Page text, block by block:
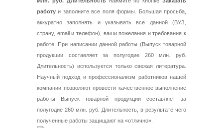
работу и заполните все поля формы. Большая просьба,
аккуратно заполнять и указывать все данной (ВУЗ,
страну, email и телефон), ваши пожелания и требования к
работе. При написании данной работы (Выпуск товарной
продукции составляет за полугодие 260 млн. руб.
Длительность) используется только свежая литература.
Научный подход и профессионализм работников нашей
компании позволяют провести качественное выполнение
работы Выпуск товарной продукции составляет за
полугодие 260 млн. руб. Длительность, в результате чего
полученные работы защищают на «отлично».